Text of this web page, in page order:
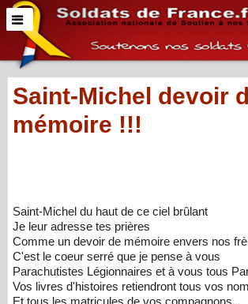
Saint-Michel devoir
mémoire !!!
Saint-Michel du haut de ce ciel brûlant
Je leur adresse tes prières
Comme un devoir de mémoire envers nos
C'est le coeur serré que je pense à vous
Parachutistes Légionnaires et à vous tous
Vos livres d'histoires retiendront tous vos
Et tous les matricules de vos compagnons.